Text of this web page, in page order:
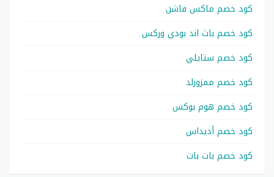
كود خصم ماكس فاشن
كود خصم باث اند بودي وركس
كود خصم ستايلي
كود خصم ممزورلد
كود خصم هوم بوكس
كود خصم أديداس
كود خصم بات بات